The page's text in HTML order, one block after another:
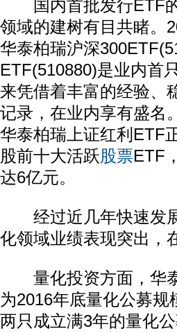
国内首批发行ETF的
领域的建树有目共睹
华泰柏瑞沪深
ETF(510880)是业内首
来凭借着丰富的经验、
记录，在业内享有盛名
华泰柏瑞上证红利ETF
股前十大活跃股票ETF
达6亿元。
经过近几年快速发展
化领域业绩表现突出，
量化投资方面，华泰
为2016年底量化公募
两只成立满3年的量化